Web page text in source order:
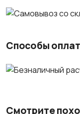
Способы
Смотрите